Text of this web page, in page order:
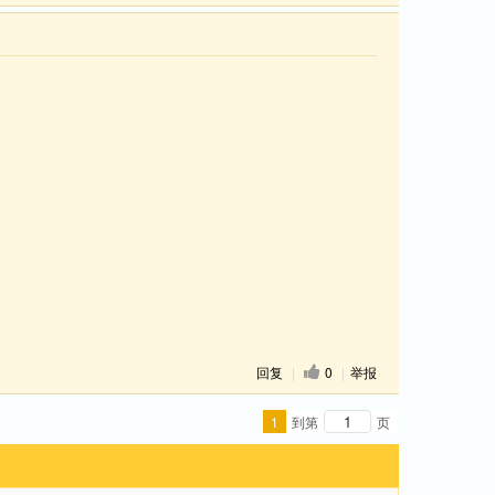
回复 | 0 | 举报
1 到第 页